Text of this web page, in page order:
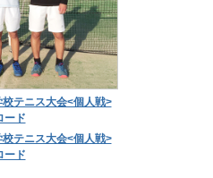
テニス大会<個人戦>
ード
テニス大会<個人戦>
ード